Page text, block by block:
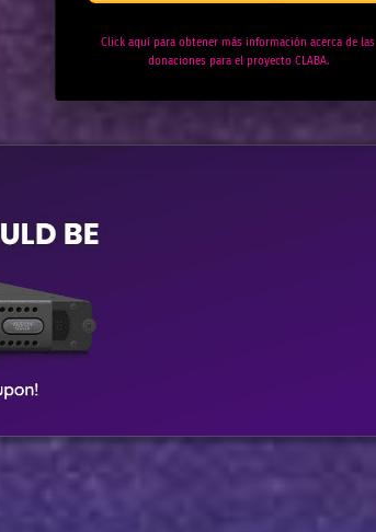
Click aquí para obtener más información acerca de las
donaciones para el proyecto CLABA.